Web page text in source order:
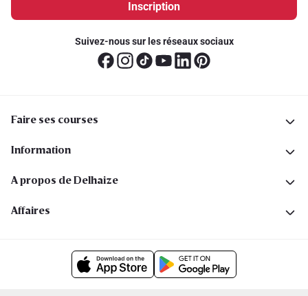
Inscription
Suivez-nous sur les réseaux sociaux
Faire ses courses
Information
A propos de Delhaize
Affaires